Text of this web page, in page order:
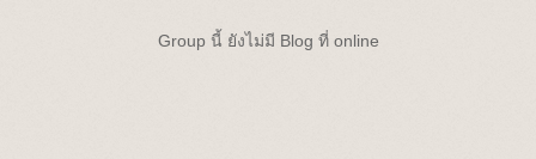
Group นี้ ยังไม่มี Blog ที่ online